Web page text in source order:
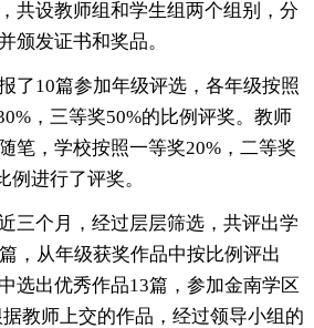
共设教师组和学生组两个组别，分
颁发证书和奖品。
了10篇参加年级评选，各年级按照
，三等奖50%的比例评奖。教师
笔，学校按照一等奖20%，二等奖
例进行了评奖。
三个月，经过层层筛选，共评出学
，从年级获奖作品中按比例评出
选出优秀作品13篇，参加金南学区
教师上交的作品，经过领导小组的